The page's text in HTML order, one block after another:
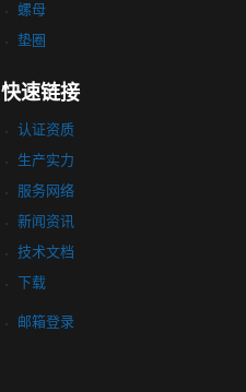
螺母
垫圈
快速链接
认证资质
生产实力
服务网络
新闻资讯
技术文档
下载
邮箱登录